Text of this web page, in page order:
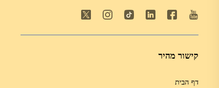
קישור מהיר
דף הבית